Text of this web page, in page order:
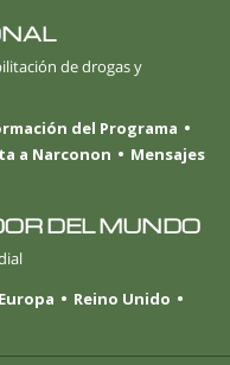
de drogas y
del Programa
a Narconon
Mensajes
DEL MUNDO
Europa
Reino Unido